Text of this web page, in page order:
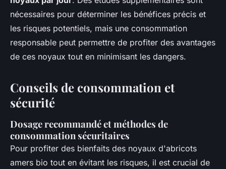
nécessaires pour déterminer les bénéfices précis et
les risques potentiels, mais une consommation
responsable peut permettre de profiter des avantages
de ces noyaux tout en minimisant les dangers.
Conseils de consommation et
sécurité
Dosage recommandé et méthodes de
consommation sécuritaires
Pour profiter des bienfaits des noyaux d'abricots
amers bio tout en évitant les risques, il est crucial de